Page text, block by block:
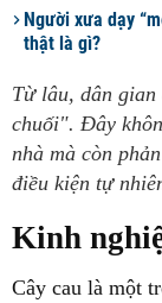
Người xưa dạy
thật là gì?
Từ lâu, dân
chuối". Đây
nhà mà còn
điều kiện tự
Kinh
Cây cau là một